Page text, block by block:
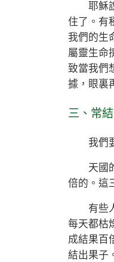
耶穌說
住了。有
我們的生
屬靈生命
致當我們
據，眼裏
三、常
我們要
天國的
倍的。這
有些人
每天都枯
成結果百
結出果子